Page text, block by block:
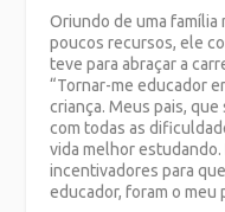
Oriundo de uma família
poucos recursos, ele
teve para abraçar a
“Tornar-me educador
criança. Meus pais,
com todas as
vida melhor estudando.
incentivadores para
educador, foram o meu